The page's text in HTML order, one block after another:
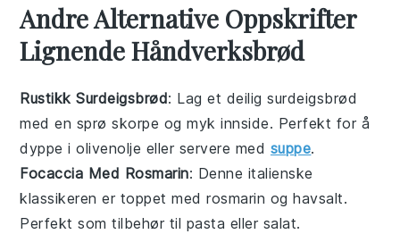
Andre Alternative Oppskrifter
Lignende Håndverksbrød
Rustikk Surdeigsbrød: Lag et deiligsurdeigsbrød
med en sprø skorpe og myk innside. Perfekt for å
dyppe iolivenolje eller servere med suppe.
Focaccia Med Rosmarin: Denne italienske
klassikeren er toppet medrosmarin oghavsalt.
Perfekt som tilbehør til pasta eller salat.